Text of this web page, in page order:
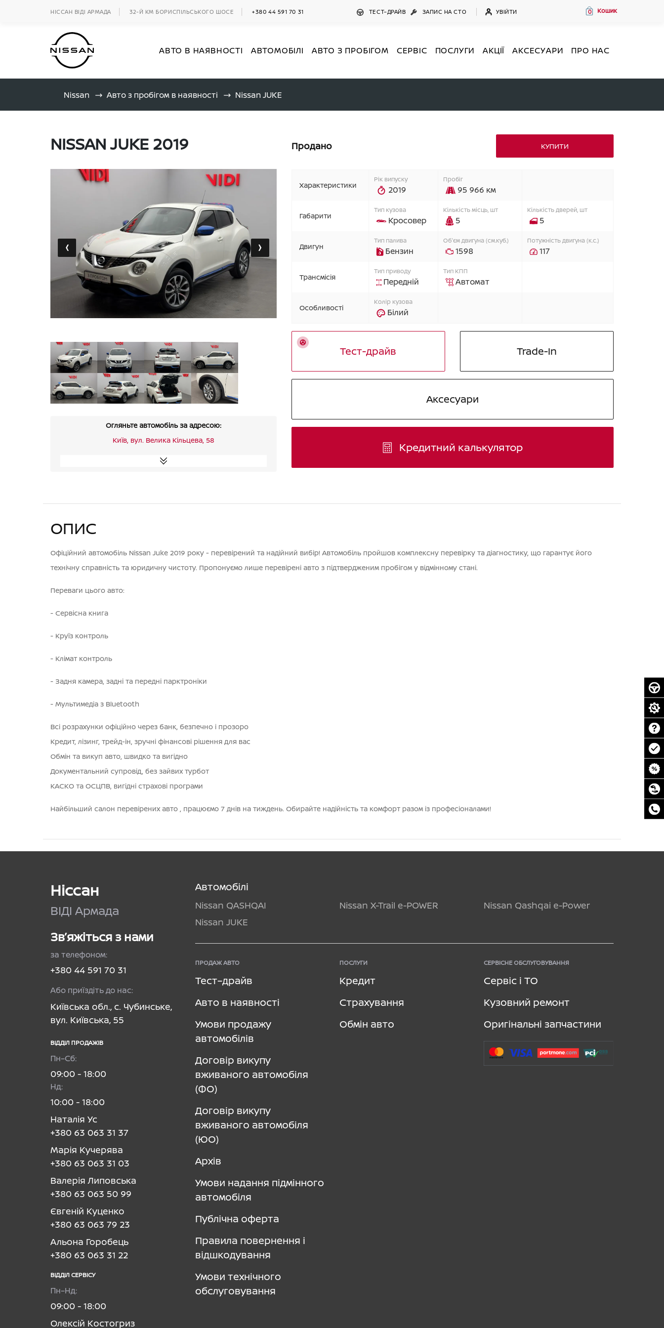
НІССАН ВІДІ АРМАДА 32-Й КМ БОРИСПІЛЬСЬКОГО ШОСЕ +380 44 591 70 31 ТЕСТ–ДРАЙВ ЗАПИС НА СТО УВІЙТИ 0 Кошик
АВТО В НАЯВНОСТІ АВТОМОБІЛІ АВТО З ПРОБІГОМ СЕРВІС ПОСЛУГИ АКЦІЇ АКСЕСУАРИ ПРО НАС
Nissan Авто з пробігом в наявності Nissan JUKE
NISSAN JUKE 2019
‹ ›
Огляньте автомобіль за адресою:
Київ, вул. Велика Кільцева, 58
Продано КУПИТИ
Характеристики
Рік випуску
2019
Пробіг
95 966 км
Габарити
Тип кузова
Кросовер
Кiлькiсть мiсць, шт
5
Кiлькiсть дверей, шт
5
Двигун
Тип палива
Бензин
Об'єм двигуна (см.куб.)
1598
Потужність двигуна (к.с.)
117
Трансмісія
Тип приводу
Передній
Тип КПП
Автомат
Особливості
Колір кузова
Білий
Тест-драйв Trade-In
Аксесуари
Кредитний калькулятор
ОПИС
Офіційний автомобіль Nissan Juke 2019 року - перевірений та надійний вибір! Автомобіль пройшов комплексну перевірку та діагностику, що гарантує його
технічну справність та юридичну чистоту. Пропонуємо лише перевірені авто з підтвердженим пробігом у відмінному стані.
Переваги цього авто:
- Cервісна книга
- Круїз контроль
- Клімат контроль
- Задня камера, задні та передні парктроніки
- Мультимедіа з Bluetooth
Всі розрахунки офіційно через банк, безпечно і прозоро
Кредит, лізинг, трейд-ін, зручні фінансові рішення для вас
Обмін та викуп авто, швидко та вигідно
Документальний супровід, без зайвих турбот
КАСКО та ОСЦПВ, вигідні страхові програми
Найбільший салон перевірених авто , працюємо 7 днів на тиждень. Обирайте надійність та комфорт разом із професіоналами!
Ніссан
ВІДІ Армада
Зв’яжіться з нами
за телефоном:
+380 44 591 70 31
Або приїздіть до нас:
Київська обл., с. Чубинське,
вул. Київська, 55
ВІДДІЛ ПРОДАЖІВ
Пн–Сб:
09:00 - 18:00
Нд:
10:00 - 18:00
Наталія Ус
+380 63 063 31 37
Марія Кучерява
+380 63 063 31 03
Валерія Липовська
+380 63 063 50 99
Євгеній Куценко
+380 63 063 79 23
Альона Горобець
+380 63 063 31 22
ВІДДІЛ CЕРВІСУ
Пн–Нд:
09:00 - 18:00
Олексій Костогриз
Автомобілі
Nissan QASHQAI Nissan X-Trail e-POWER
Nissan Qashqai e-Power
Nissan JUKE
ПРОДАЖ АВТО
Тест–драйв
Авто в наявності
Умови продажу
автомобілів
Договір викупу
вживаного автомобіля
(ФО)
Договір викупу
вживаного автомобіля
(ЮО)
Архів
Умови надання підмінного
автомобіля
Публічна оферта
Правила повернення і
відшкодування
Умови технічного
обслуговування
ПОСЛУГИ
Кредит
Страхування
Обмін авто
СЕРВІСНЕ ОБСЛУГОВУВАННЯ
Сервіс і ТО
Кузовний ремонт
Оригінальні запчастини